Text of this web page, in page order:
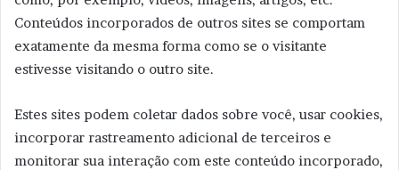
Conteúdos incorporados de outros sites se comportam
exatamente da mesma forma como se o visitante
estivesse visitando o outro site.
Estes sites podem coletar dados sobre você, usar cookies,
incorporar rastreamento adicional de terceiros e
monitorar sua interação com este conteúdo incorporado,